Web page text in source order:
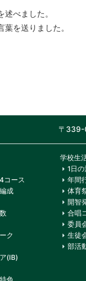
べました。
を送りました。
〒339-
コース
成
ク
(IB)
学校生
1日
年間
体育
開智
合唱
委員
生徒
部活